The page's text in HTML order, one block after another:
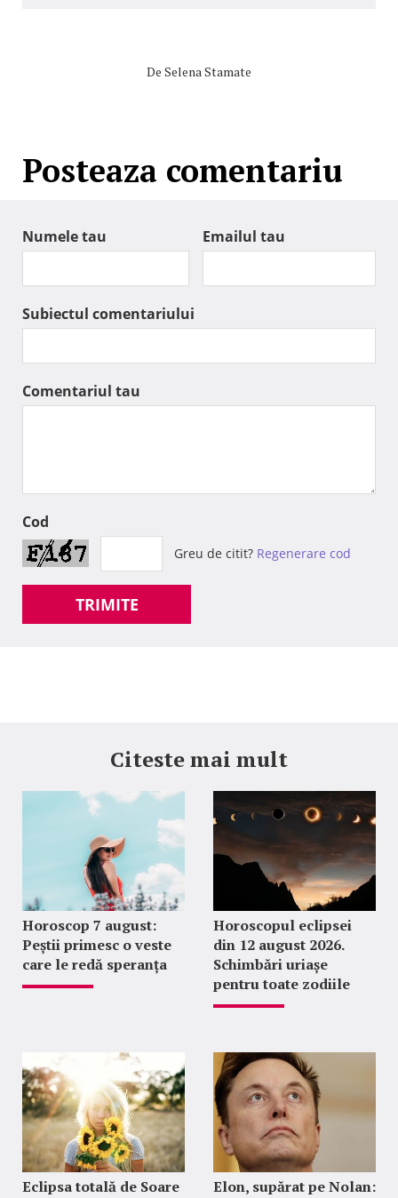
De Selena Stamate
Posteaza comentariu
Numele tau Emailul tau
Subiectul comentariului
Comentariul tau
Cod
Greu de citit? Regenerare cod
TRIMITE
Citeste mai mult
Horoscop 7 august:
Peștii primesc o veste
care le redă speranța
Horoscopul eclipsei
din 12 august 2026.
Schimbări uriașe
pentru toate zodiile
Eclipsa totală de Soare
Elon, supărat pe Nolan: